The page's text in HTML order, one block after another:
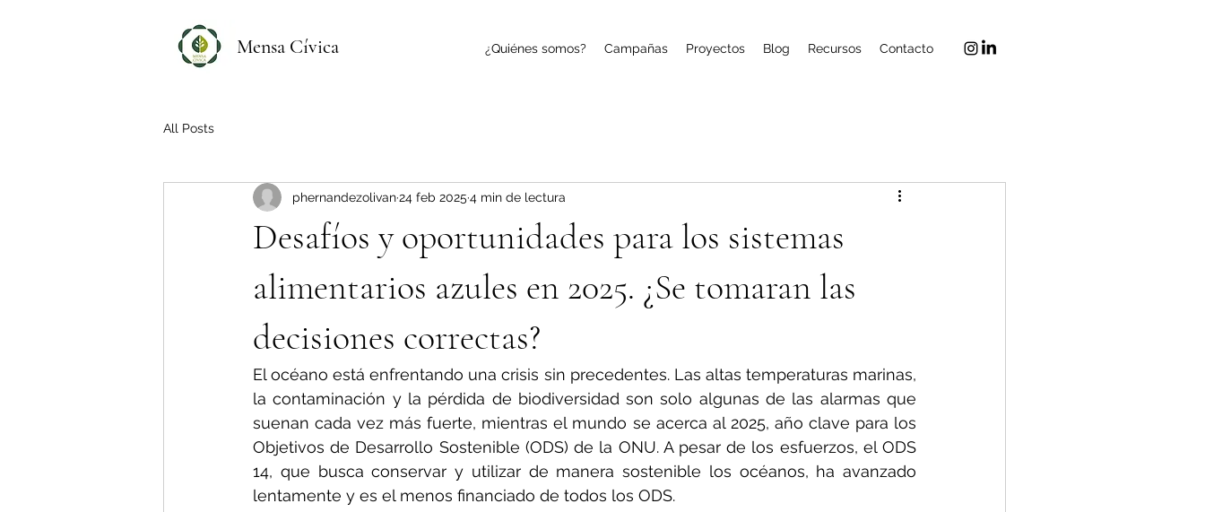
Mensa Cívica ¿Quiénes somos? Campañas Proyectos Blog Recursos Contacto
All Posts
Desafíos y oportunidades para los sistemas
alimentarios azules en 2025. ¿Se tomaran las
decisiones correctas?
phernandezolivan24 feb 2025 4 min de lectura
El océano está enfrentando una crisis sin precedentes. Las altas temperaturas marinas,
la contaminación y la pérdida de biodiversidad son solo algunas de las alarmas que
suenan cada vez más fuerte, mientras el mundo se acerca al 2025, año clave para los
Objetivos de Desarrollo Sostenible (ODS) de la ONU. A pesar de los esfuerzos, el ODS
14, que busca conservar y utilizar de manera sostenible los océanos, ha avanzado
lentamente y es el menos financiado de todos los ODS.